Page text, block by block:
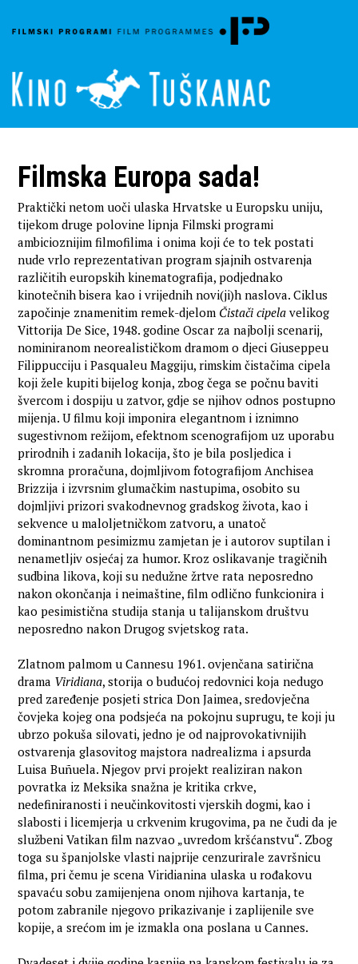
Filmska Europa sada!
Praktički netom uoči ulaska Hrvatske u Europsku uniju,
tijekom druge polovine lipnja Filmski programi
ambicioznijim filmofilima i onima koji će to tek postati
nude vrlo reprezentativan program sjajnih ostvarenja
različitih europskih kinematografija, podjednako
kinotečnih bisera kao i vrijednih novi(ji)h naslova. Ciklus
započinje znamenitim remek-djelom Čistači cipela velikog
Vittorija De Sice, 1948. godine Oscar za najbolji scenarij,
nominiranom neorealističkom dramom o djeci Giuseppeu
Filippucciju i Pasqualeu Maggiju, rimskim čistačima cipela
koji žele kupiti bijelog konja, zbog čega se počnu baviti
švercom i dospiju u zatvor, gdje se njihov odnos postupno
mijenja. U filmu koji imponira elegantnom i iznimno
sugestivnom režijom, efektnom scenografijom uz uporabu
prirodnih i zadanih lokacija, što je bila posljedica i
skromna proračuna, dojmljivom fotografijom Anchisea
Brizzija i izvrsnim glumačkim nastupima, osobito su
dojmljivi prizori svakodnevnog gradskog života, kao i
sekvence u maloljetničkom zatvoru, a unatoč
dominantnom pesimizmu zamjetan je i autorov suptilan i
nenametljiv osjećaj za humor. Kroz oslikavanje tragičnih
sudbina likova, koji su nedužne žrtve rata neposredno
nakon okončanja i neimaštine, film odlično funkcionira i
kao pesimistična studija stanja u talijanskom društvu
neposredno nakon Drugog svjetskog rata.
Zlatnom palmom u Cannesu 1961. ovjenčana satirična
drama Viridiana, storija o budućoj redovnici koja nedugo
pred zaređenje posjeti strica Don Jaimea, sredovječna
čovjeka kojeg ona podsjeća na pokojnu suprugu, te koji ju
ubrzo pokuša silovati, jedno je od najprovokativnijih
ostvarenja glasovitog majstora nadrealizma i apsurda
Luisa Buñuela. Njegov prvi projekt realiziran nakon
povratka iz Meksika snažna je kritika crkve,
nedefiniranosti i neučinkovitosti vjerskih dogmi, kao i
slabosti i licemjerja u crkvenim krugovima, pa ne čudi da je
službeni Vatikan film nazvao „uvredom kršćanstvu“. Zbog
toga su španjolske vlasti najprije cenzurirale završnicu
filma, pri čemu je scena Viridianina ulaska u rođakovu
spavaću sobu zamijenjena onom njihova kartanja, te
potom zabranile njegovo prikazivanje i zaplijenile sve
kopije, a srećom im je izmakla ona poslana u Cannes.